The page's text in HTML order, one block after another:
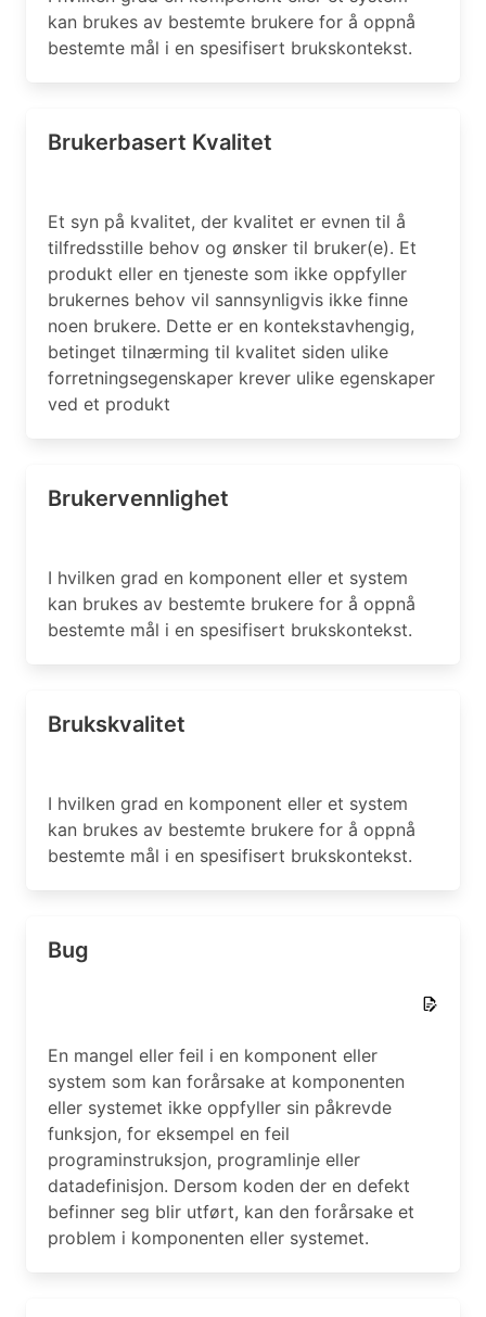
kan brukes av bestemte brukere for å oppnå
bestemte mål i en spesifisert brukskontekst.
Brukerbasert Kvalitet
Et syn på kvalitet, der kvalitet er evnen til å
tilfredsstille behov og ønsker til bruker(e). Et
produkt eller en tjeneste som ikke oppfyller
brukernes behov vil sannsynligvis ikke finne
noen brukere. Dette er en kontekstavhengig,
betinget tilnærming til kvalitet siden ulike
forretningsegenskaper krever ulike egenskaper
ved et produkt
Brukervennlighet
I hvilken grad en komponent eller et system
kan brukes av bestemte brukere for å oppnå
bestemte mål i en spesifisert brukskontekst.
Brukskvalitet
I hvilken grad en komponent eller et system
kan brukes av bestemte brukere for å oppnå
bestemte mål i en spesifisert brukskontekst.
Bug
En mangel eller feil i en komponent eller
system som kan forårsake at komponenten
eller systemet ikke oppfyller sin påkrevde
funksjon, for eksempel en feil
programinstruksjon, programlinje eller
datadefinisjon. Dersom koden der en defekt
befinner seg blir utført, kan den forårsake et
problem i komponenten eller systemet.